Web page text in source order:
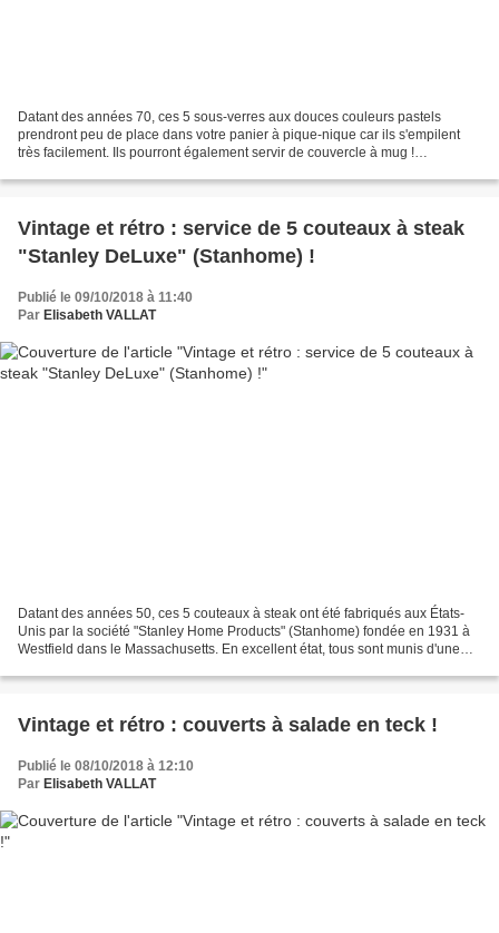
Datant des années 70, ces 5 sous-verres aux douces couleurs pastels
prendront peu de place dans votre panier à pique-nique car ils s'empilent
très facilement. Ils pourront également servir de couvercle à mug !
Vintage et rétro : service de 5 couteaux à steak
"Stanley DeLuxe" (Stanhome) !
Publié le 09/10/2018 à 11:40
Par Elisabeth VALLAT
Datant des années 50, ces 5 couteaux à steak ont été fabriqués aux États-
Unis par la société "Stanley Home Products" (Stanhome) fondée en 1931 à
Westfield dans le Massachusetts. En excellent état, tous sont munis d'une
Vintage et rétro : couverts à salade en teck !
Publié le 08/10/2018 à 12:10
Par Elisabeth VALLAT